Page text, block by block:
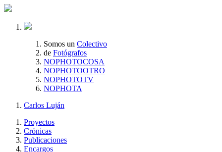
Somos un Colectivo
de Fotógrafos
NOPHOTOCOSA
NOPHOTOOTRO
NOPHOTOTV
NOPHOTA
Carlos Luján
Proyectos
Crónicas
Publicaciones
Encargos